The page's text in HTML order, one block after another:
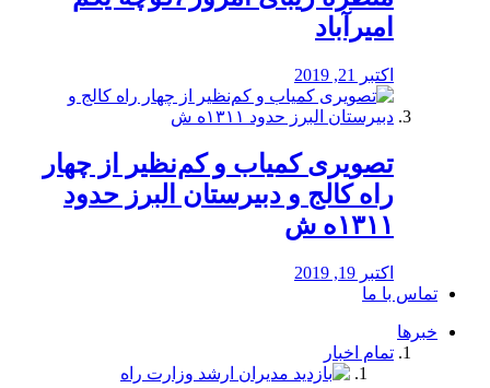
امیرآباد
اکتبر 21, 2019
️تصویری کمیاب و کم‌نظیر از چهار
راه كالج و دبيرستان البرز حدود
۱۳۱۱ه ش
اکتبر 19, 2019
تماس با ما
خبرها
تمام اخبار